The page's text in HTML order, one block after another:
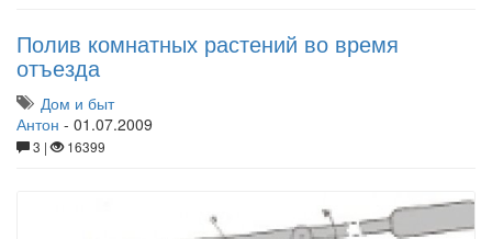
Полив комнатных растений во время
отъезда
Дом и быт
Антон - 01.07.2009
3 | 16399